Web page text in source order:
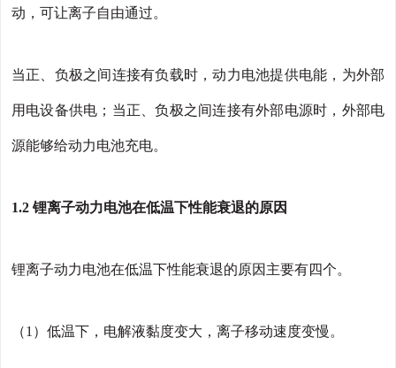
动，可让离子自由通过。
当正、负极之间连接有负载时，动力电池提供电能，为外部
用电设备供电；当正、负极之间连接有外部电源时，外部电
源能够给动力电池充电。
1.2 锂离子动力电池在低温下性能衰退的原因
锂离子动力电池在低温下性能衰退的原因主要有四个。
（1）低温下，电解液黏度变大，离子移动速度变慢。